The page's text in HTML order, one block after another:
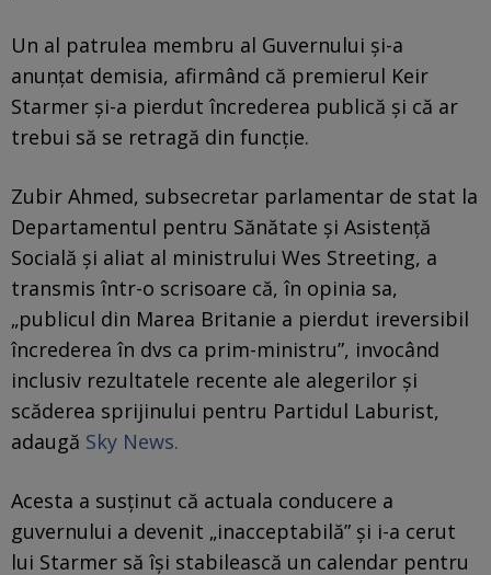
Un al patrulea membru al Guvernului și-a
anunțat demisia, afirmând că premierul Keir
Starmer și-a pierdut încrederea publică și că ar
trebui să se retragă din funcție.
Zubir Ahmed, subsecretar parlamentar de stat la
Departamentul pentru Sănătate și Asistență
Socială și aliat al ministrului Wes Streeting, a
transmis într-o scrisoare că, în opinia sa,
„publicul din Marea Britanie a pierdut ireversibil
încrederea în dvs ca prim-ministru”, invocând
inclusiv rezultatele recente ale alegerilor și
scăderea sprijinului pentru Partidul Laburist,
adaugă Sky News.
Acesta a susținut că actuala conducere a
guvernului a devenit „inacceptabilă” și i-a cerut
lui Starmer să își stabilească un calendar pentru